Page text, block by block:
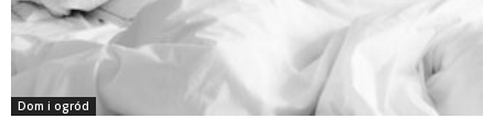
Dom i ogród